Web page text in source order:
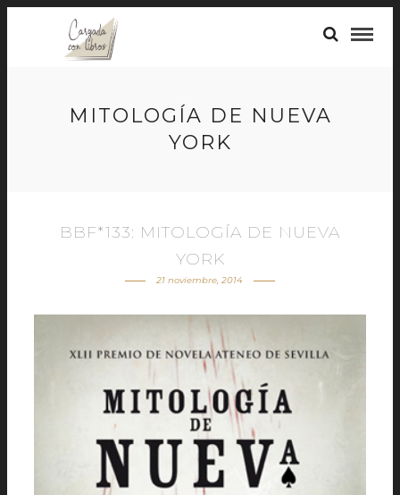
MITOLOGÍA DE NUEVA
YORK
BBF*133: MITOLOGÍA DE NUEVA
YORK
21 noviembre, 2014